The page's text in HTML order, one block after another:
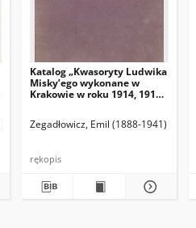
Katalog „Kwasoryty Ludwika
Misky’ego wykonane w
Krakowie w roku 1914, 1915,
Zegadłowicz, Emil (1888-1941)
rękopis